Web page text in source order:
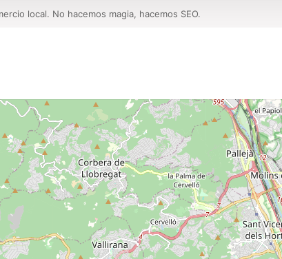
local. No hacemos magia, hacemos SEO.